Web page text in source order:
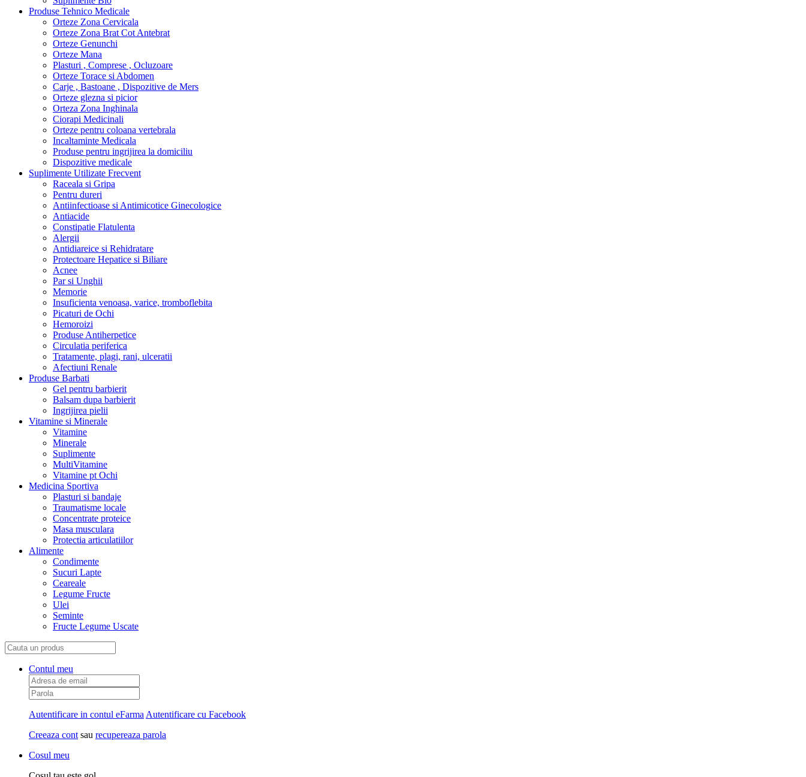
Produse Tehnico Medicale
Orteze Zona Cervicala
Orteze Zona Brat Cot Antebrat
Orteze Genunchi
Orteze Mana
Plasturi , Comprese , Ocluzoare
Orteze Torace si Abdomen
Carje , Bastoane , Dispozitive de Mers
Orteze glezna si picior
Orteza Zona Inghinala
Ciorapi Medicinali
Orteze pentru coloana vertebrala
Incaltaminte Medicala
Produse pentru ingrijirea la domiciliu
Dispozitive medicale
Suplimente Utilizate Frecvent
Raceala si Gripa
Pentru dureri
Antiinfectioase si Antimicotice Ginecologice
Antiacide
Constipatie Flatulenta
Alergii
Antidiareice si Rehidratare
Protectoare Hepatice si Biliare
Acnee
Par si Unghii
Memorie
Insuficienta venoasa, varice, tromboflebita
Picaturi de Ochi
Hemoroizi
Produse Antiherpetice
Circulatia periferica
Tratamente, plagi, rani, ulceratii
Afectiuni Renale
Produse Barbati
Gel pentru barbierit
Balsam dupa barbierit
Ingrijirea pielii
Vitamine si Minerale
Vitamine
Minerale
Suplimente
MultiVitamine
Vitamine pt Ochi
Medicina Sportiva
Plasturi si bandaje
Traumatisme locale
Concentrate proteice
Masa musculara
Protectia articulatiilor
Alimente
Condimente
Sucuri Lapte
Ceareale
Legume Fructe
Ulei
Seminte
Fructe Legume Uscate
Contul meu
Autentificare in contul eFarma Autentificare cu Facebook
Creeaza cont sau recupereaza parola
Cosul meu